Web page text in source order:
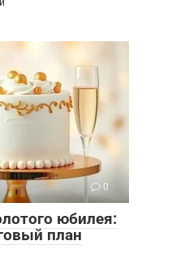
0
юбилея:
план